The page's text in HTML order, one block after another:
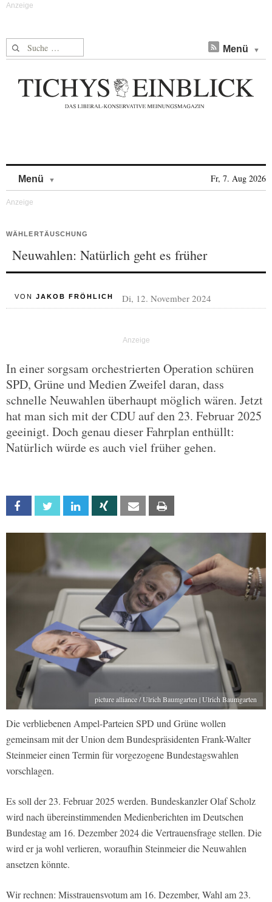
Suche nach: Menü
Menü Fr, 7. Aug 2026
WÄHLERTÄUSCHUNG
Neuwahlen: Natürlich geht es früher
VON JAKOB FRÖHLICH Di, 12. November 2024
In einer sorgsam orchestrierten Operation schüren
SPD, Grüne und Medien Zweifel daran, dass
schnelle Neuwahlen überhaupt möglich wären. Jetzt
hat man sich mit der CDU auf den 23. Februar 2025
geeinigt. Doch genau dieser Fahrplan enthüllt:
Natürlich würde es auch viel früher gehen.
Facebook Twitter Linkedin Xing Email
picture alliance / Ulrich Baumgarten | Ulrich Baumgarten
Die verbliebenen Ampel-Parteien SPD und Grüne wollen
gemeinsam mit der Union dem Bundespräsidenten Frank-Walter
Steinmeier einen Termin für vorgezogene Bundestagswahlen
vorschlagen.
Es soll der 23. Februar 2025 werden. Bundeskanzler Olaf Scholz
wird nach übereinstimmenden Medienberichten im Deutschen
Bundestag am 16. Dezember 2024 die Vertrauensfrage stellen. Die
wird er ja wohl verlieren, woraufhin Steinmeier die Neuwahlen
ansetzen könnte.
Wir rechnen: Misstrauensvotum am 16. Dezember, Wahl am 23.